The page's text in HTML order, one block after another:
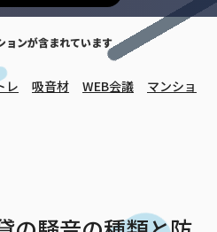
ョンが含まれています
レ 吸音材 WEB会議
マンショ